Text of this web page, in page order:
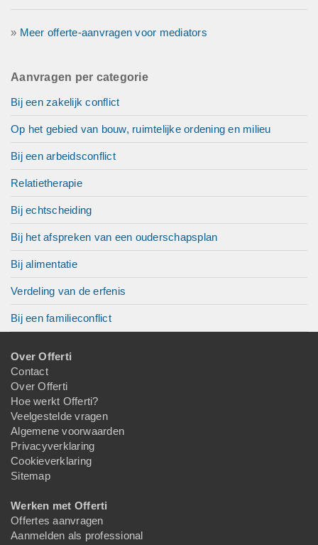
» Meer offerte-aanvragen voor mediators
Aanvragen per categorie
Bij een zakelijk conflict
Op het gebied van bouw, ruimtelijke ordening en milieu
Bij een arbeidsconflict
Relatietherapie
Bij echtscheiding
Bij het afspreken van een ouderschapsplan
Bij alimentatie
Verdeling van de erfenis
Bij een familieconflict
Over Offerti
Contact
Over Offerti
Hoe werkt Offerti?
Veelgestelde vragen
Algemene voorwaarden
Privacyverklaring
Cookieverklaring
Sitemap
Werken met Offerti
Offertes aanvragen
Aanmelden als professional